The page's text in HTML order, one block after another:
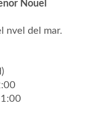
Nouel
nvel del mar.